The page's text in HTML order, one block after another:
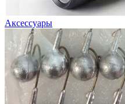
Аксессуары